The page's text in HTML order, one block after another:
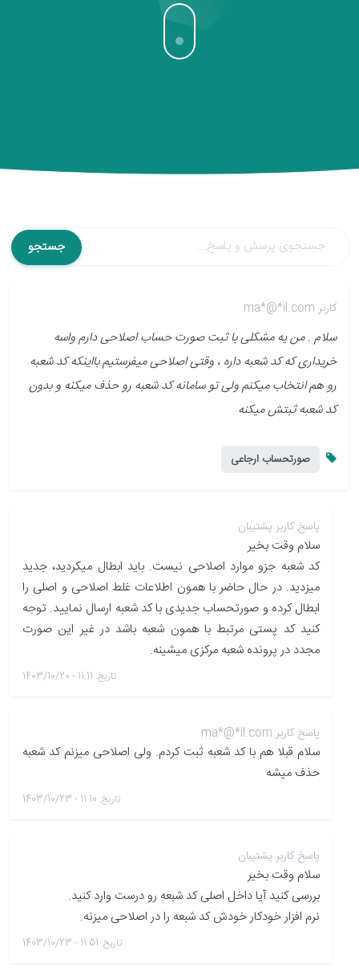
جستجو
کاربر ma*@*il.com
سلام . من یه مشکلی با ثبت صورت حساب اصلاحی دارم واسه
خریداری که کد شعبه داره ، وقتی اصلاحی میفرستیم بااینکه کد شعبه
رو هم انتخاب میکنم ولی تو سامانه کد شعبه رو حذف میکنه و بدون
کد شعبه ثبتش میکنه
صورتحساب ارجاعی
پاسخ کاربر پشتیبان
سلام وقت بخیر
کد شعبه جزو موارد اصلاحی نیست. باید ابطال میکردید، جدید
میزدید. در حال حاضر با همون اطلاعات غلط اصلاحی و اصلی را
ابطال کرده و صورتحساب جدیدی با کد شعبه ارسال نمایید. توجه
کنید کد پستی مرتبط با همون شعبه باشد در غیر این صورت
مجدد در پرونده شعبه مرکزی میشینه.
تاریخ: 11:11 - 1403/10/20
پاسخ کاربر ma*@*il.com
سلام قبلا هم با کد شعبه ثبت کردم. ولی اصلاحی میزنم کد شعبه
حذف میشه
تاریخ: 11:10 - 1403/10/23
پاسخ کاربر پشتیبان
سلام وقت بخیر
بررسی کنید آیا داخل اصلی کد شبعه رو درست وارد کنید.
نرم افزار خودکار خودش کد شبعه را در اصلاحی میزنه.
تاریخ: 11:51 - 1403/10/23